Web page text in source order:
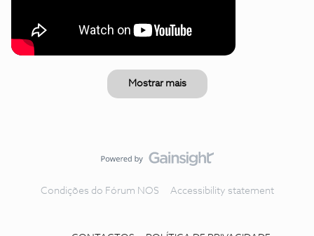
Mostrar mais
Condições do Fórum NOS Accessibility statement